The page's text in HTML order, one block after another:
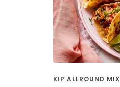
KIP ALLROUND MIX